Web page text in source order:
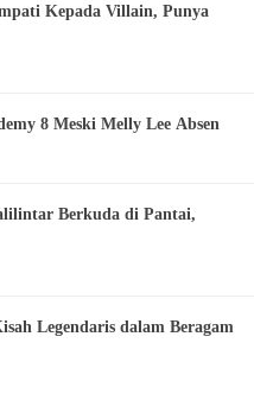
Kepada Villain, Punya
8 Meski Melly Lee Absen
Berkuda di Pantai,
Legendaris dalam Beragam